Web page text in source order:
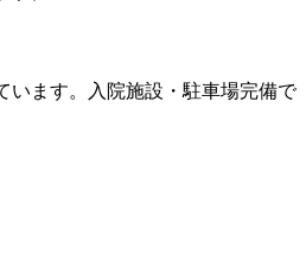
います。入院施設・駐車場完備で